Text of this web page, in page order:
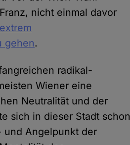
nicht einmal davor
extrem
gehen.
radikal-
Wiener eine
Neutralität und der
sich in dieser Stadt schon
und Angelpunkt der